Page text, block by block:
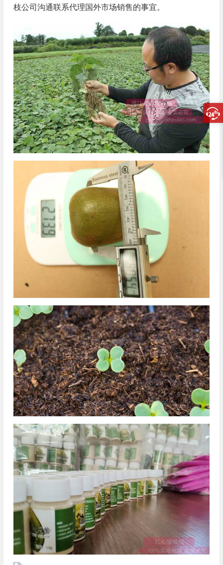
枝公司沟通联系代理国外市场销售的事宜。